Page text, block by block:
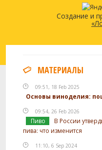
Создание и
МАТЕРИАЛЫ
09:51, 18 Feb 2025
Основы виноделия:
09:54, 26 Feb 2026
Пиво
В России
пива: что изменится
11:10, 6 Sep 2024